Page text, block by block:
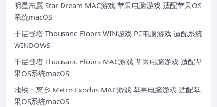
明星志愿 Star Dream MAC游戏 苹果电脑游戏 适配苹果OS
系统macOS
千层登塔 Thousand Floors WIN游戏 PC电脑游戏 适配系统
WINDOWS
千层登塔 Thousand Floors MAC游戏 苹果电脑游戏 适配苹
果OS系统macOS
地铁：离乡 Metro Exodus MAC游戏 苹果电脑游戏 适配苹
果OS系统macOS